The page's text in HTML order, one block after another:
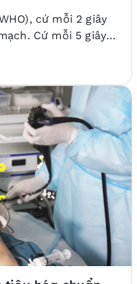
cứ mỗi 2 giây
Cứ mỗi 5 giây
Tại Việt Nam, số
33%, cao hơn
năm.